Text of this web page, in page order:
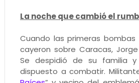
La noche que cambió el
Cuando las primeras bombas
cayeron sobre Caracas,
Se despidió de su familia
dispuesto a combatir.